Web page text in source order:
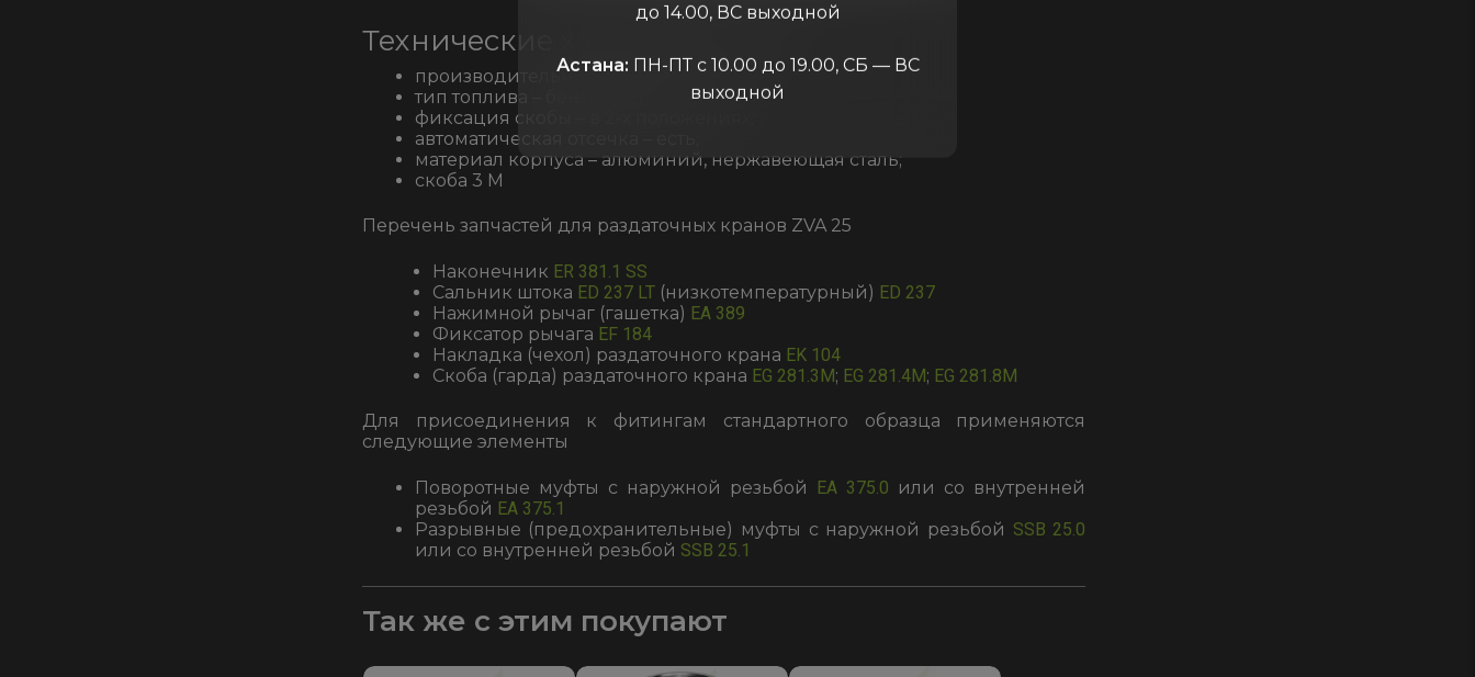
Технические характеристики
производительность – до 140 л/мин;
тип топлива – бензин, ДТ;
фиксация скобы – в 2-х положениях;
автоматическая отсечка – есть;
материал корпуса – алюминий, нержавеющая сталь;
скоба 3 М
Перечень запчастей для раздаточных кранов ZVA 25
Наконечник ER 381.1 SS
Сальник штока ED 237 LT(низкотемпературный) ED 237
Нажимной рычаг (гашетка) EA 389
Фиксатор рычага EF 184
Накладка (чехол) раздаточного крана EK 104
Скоба (гарда) раздаточного крана EG 281.3M; EG 281.4M; EG 281.8M
Для присоединения к фитингам стандартного образца применяются
следующие элементы
Поворотные муфты с наружной резьбой EA 375.0 или со внутренней
резьбой EA 375.1
Разрывные (предохранительные) муфты с наружной резьбой SSB 25.0
или со внутренней резьбой SSB 25.1
Так же с этим покупают
до 14.00, ВС выходной
Астана: ПН-ПТ с 10.00 до 19.00, СБ — ВС
выходной